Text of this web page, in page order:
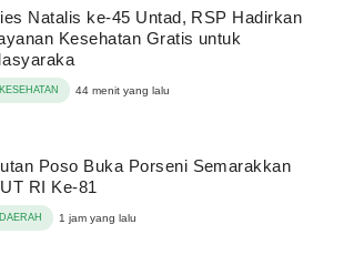
Natalis ke-45 Untad, RSP Hadirkan
Kesehatan Gratis untuk
KESEHATAN 44 menit yang lalu
Poso Buka Porseni Semarakkan
RI Ke-81
DAERAH 1 jam yang lalu